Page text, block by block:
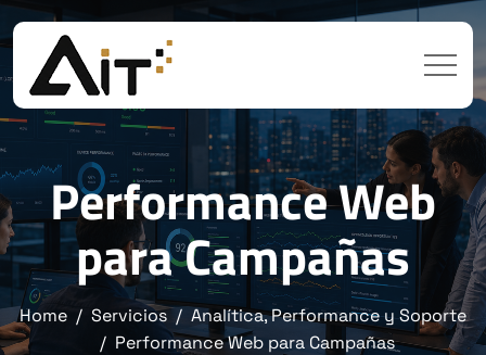
Performance Web
para Campañas
Home Servicios
Analítica, Performance y Soporte
Performance Web para Campañas